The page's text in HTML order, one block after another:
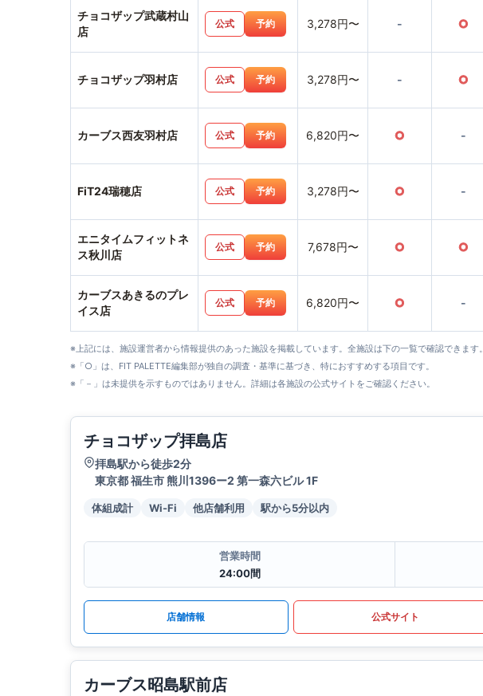
チョコザップ武蔵村山
店
公式 予約 3,278円〜 - ○
チョコザップ羽村店 公式 予約 3,278円〜 - ○
カーブス西友羽村店 公式 予約 6,820円〜 ○ -
FiT24瑞穂店 公式 予約 3,278円〜 ○ -
エニタイムフィットネ
ス秋川店
公式 予約 7,678円〜 ○ ○
カーブスあきるのプレ
イス店
公式 予約 6,820円〜 ○ -
※上記には、施設運営者から情報提供のあった施設を掲載しています。全施設は下の一覧で確認できます。
※「○」は、FIT PALETTE編集部が独自の調査・基準に基づき、特におすすめする項目です。
※「－」は未提供を示すものではありません。詳細は各施設の公式サイトをご確認ください。
チョコザップ拝島店
拝島駅から徒歩2分
東京都 福生市 熊川1396ー2 第一森六ビル 1F
体組成計 Wi-Fi 他店舗利用 駅から5分以内
営業時間
24:00間
店舗情報 公式サイト
カーブス昭島駅前店